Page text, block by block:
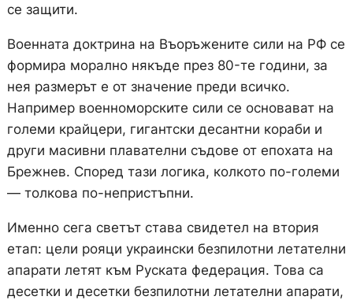
се защити.
Военната доктрина на Въоръжените сили на РФ се
формира морално някъде през 80-те години, за
нея размерът е от значение преди всичко.
Например военноморските сили се основават на
големи крайцери, гигантски десантни кораби и
други масивни плавателни съдове от епохата на
Брежнев. Според тази логика, колкото по-големи
— толкова по-непристъпни.
Именно сега светът става свидетел на втория
етап: цели рояци украински безпилотни летателни
апарати летят към Руската федерация. Това са
десетки и десетки безпилотни летателни апарати,